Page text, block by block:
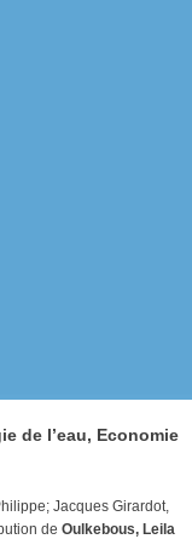
de l’eau, Economie
Jacques Girardot,
de Oulkebous, Leila